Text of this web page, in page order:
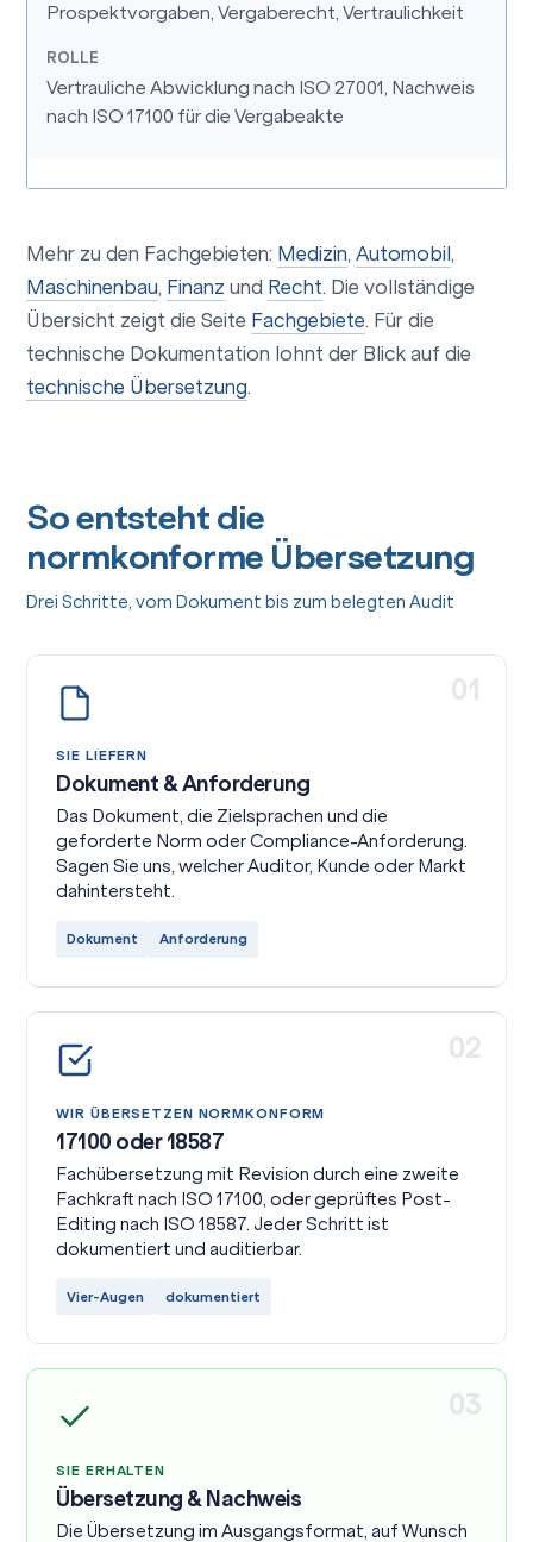
Prospektvorgaben, Vergaberecht, Vertraulichkeit
Vertrauliche Abwicklung nach ISO 27001, Nachweis
nach ISO 17100 für die Vergabeakte
Mehr zu den Fachgebieten: Medizin,Automobil,
Maschinenbau, Finanz und Recht. Die vollständige
Übersicht zeigt die Seite Fachgebiete. Für die
technische Dokumentation lohnt der Blick auf die
technische Übersetzung.
So entsteht die
normkonforme Übersetzung
Drei Schritte, vom Dokument bis zum belegten Audit
01
SIE LIEFERN
Dokument & Anforderung
Das Dokument, die Zielsprachen und die
geforderte Norm oder Compliance-Anforderung.
Sagen Sie uns, welcher Auditor, Kunde oder Markt
dahintersteht.
Dokument Anforderung
02
WIR ÜBERSETZEN NORMKONFORM
17100 oder 18587
Fachübersetzung mit Revision durch eine zweite
Fachkraft nach ISO 17100, oder geprüftes Post-
Editing nach ISO 18587. Jeder Schritt ist
dokumentiert und auditierbar.
Vier-Augen dokumentiert
03
SIE ERHALTEN
Übersetzung & Nachweis
Die Übersetzung im Ausgangsformat, auf Wunsch